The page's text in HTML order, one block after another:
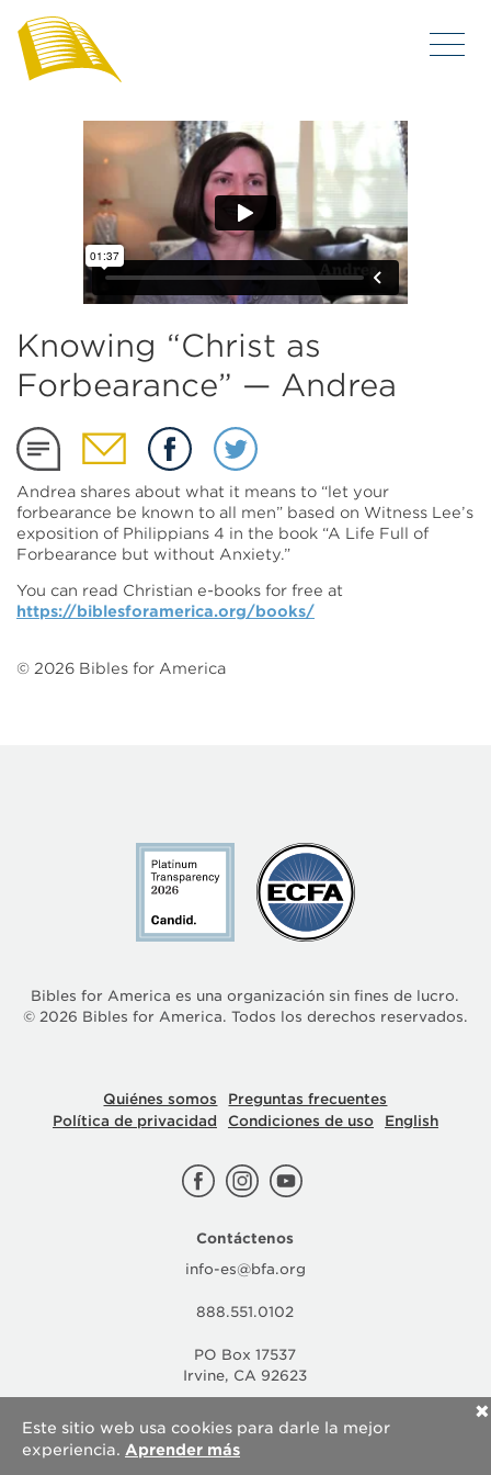
Knowing “Christ as
Forbearance” — Andrea
Andrea shares about what it means to “let your
forbearance be known to all men” based on Witness Lee’s
exposition of Philippians 4 in the book “A Life Full of
Forbearance but without Anxiety.”
You can read Christian e-books for free at
https://biblesforamerica.org/books/
© 2026 Bibles for America
Bibles for America es una organización sin fines de lucro.
© 2026 Bibles for America. Todos los derechos reservados.
Quiénes somos
Preguntas frecuentes
Política de privacidad
Condiciones de uso English
Contáctenos
info-es@bfa.org
888.551.0102
PO Box 17537
Irvine, CA 92623
Este sitio web usa cookies para darle la mejor
experiencia. Aprender más
✕